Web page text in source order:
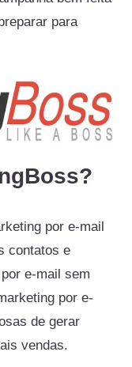
para
por e-mail
contatos e
e-mail sem
por e-
de gerar
vendas.